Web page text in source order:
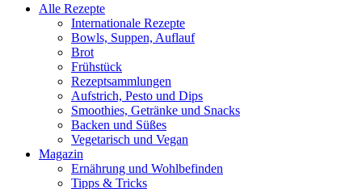
Alle Rezepte
Internationale Rezepte
Bowls, Suppen, Auflauf
Brot
Frühstück
Rezeptsammlungen
Aufstrich, Pesto und Dips
Smoothies, Getränke und Snacks
Backen und Süßes
Vegetarisch und Vegan
Magazin
Ernährung und Wohlbefinden
Tipps & Tricks